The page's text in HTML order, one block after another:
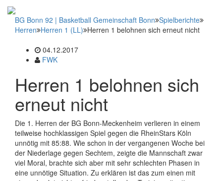
BG Bonn 92 | Basketball Gemeinschaft Bonn Spielberichte
Herren Herren 1 (LL) Herren 1 belohnen sich erneut nicht
04.12.2017
FWK
Herren 1 belohnen sich
erneut nicht
Die 1. Herren der BG Bonn-Meckenheim verlieren in einem
teilweise hochklassigen Spiel gegen die RheinStars Köln
unnötig mit 85:88. Wie schon in der vergangenen Woche bei
der Niederlage gegen Sechtem, zeigte die Mannschaft zwar
viel Moral, brachte sich aber mit sehr schlechten Phasen in
eine unnötige Situation. Zu erklären ist das zum einen mit